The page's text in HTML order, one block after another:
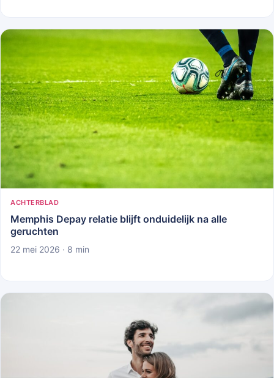
ACHTERBLAD
Memphis Depay relatie blijft onduidelijk na alle
geruchten
22 mei 2026 · 8 min